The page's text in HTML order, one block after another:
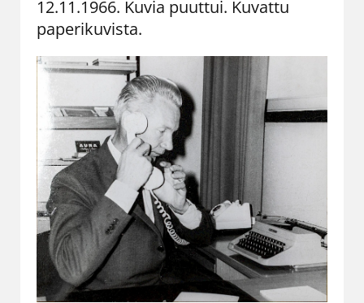
12.11.1966. Kuvia puuttui. Kuvattu
paperikuvista.